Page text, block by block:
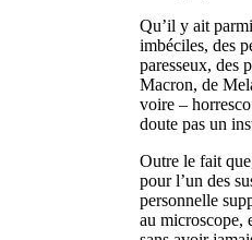
Qu’il y ait
imbéciles, des
paresseux, des
Macron, de
voire –
doute pas un
Outre le fait
pour l’un des
personnelle
au microscope,